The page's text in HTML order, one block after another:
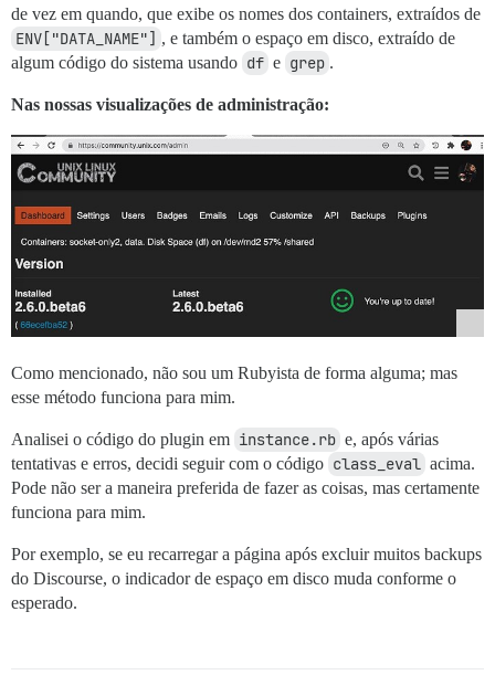
de vez em quando, que exibe os nomes dos containers, extraídos de
ENV["DATA_NAME"] , e também o espaço em disco, extraído de
algum código do sistema usando df e grep .
Nas nossas visualizações de administração:
Como mencionado, não sou um Rubyista de forma alguma; mas
esse método funciona para mim.
Analisei o código do plugin em instance.rb e, após várias
tentativas e erros, decidi seguir com o código class_eval acima.
Pode não ser a maneira preferida de fazer as coisas, mas certamente
funciona para mim.
Por exemplo, se eu recarregar a página após excluir muitos backups
do Discourse, o indicador de espaço em disco muda conforme o
esperado.